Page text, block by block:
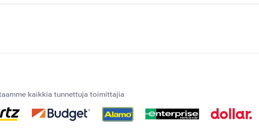
kaikkia tunnettuja toimittajia